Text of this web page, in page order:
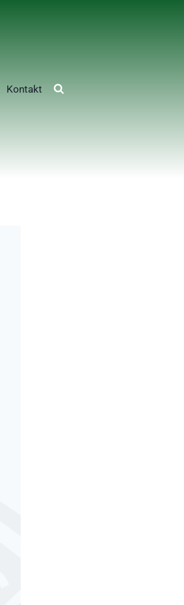
Kontakt